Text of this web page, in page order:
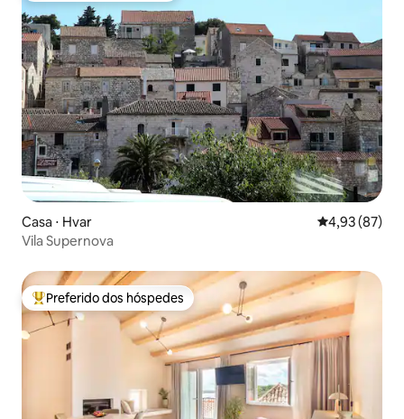
Casa ⋅ Hvar 4,93 de uma
4,93 (87)
Vila Supernova
Entre os melhores preferidos dos hóspedes
Preferido dos hóspedes